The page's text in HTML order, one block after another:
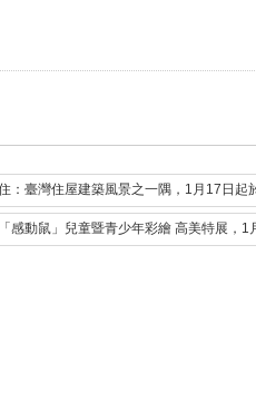
：臺灣住屋建築風景之一隅，1月17日
「感動鼠」兒童暨青少年彩繪 高美特展，